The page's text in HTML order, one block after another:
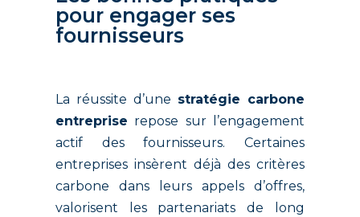
pour engager ses
fournisseurs
La réussite d’une stratégie carbone
entreprise repose sur l’engagement
actif des fournisseurs. Certaines
entreprises insèrent déjà des critères
carbone dans leurs appels d’offres,
valorisent les partenariats de long